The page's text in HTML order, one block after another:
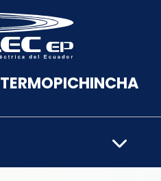
TERMOPICHINCHA